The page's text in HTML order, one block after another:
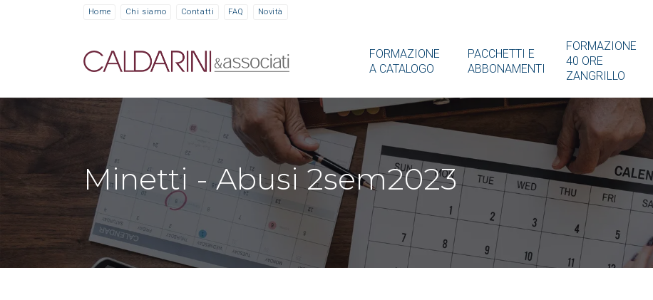
Home Chi siamo Contatti FAQ Novità
FORMAZIONE
A CATALOGO
PACCHETTI E
ABBONAMENTI
FORMAZIONE
40 ORE
ZANGRILLO
Minetti - Abusi 2sem2023